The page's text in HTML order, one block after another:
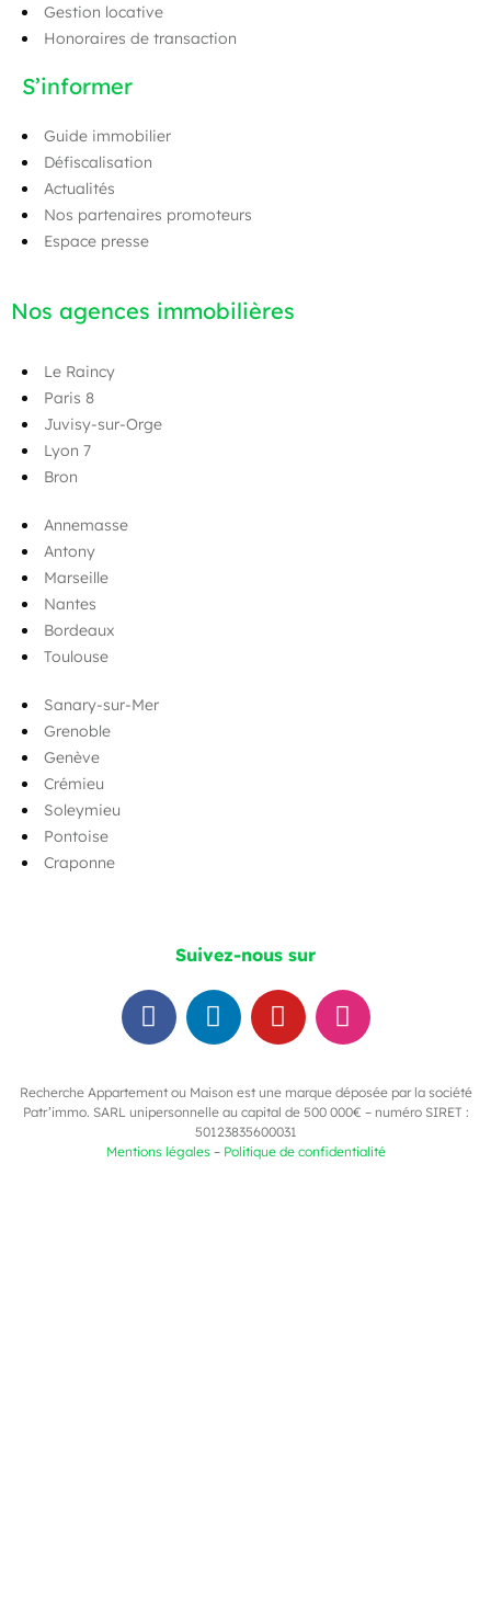
Gestion locative
Honoraires de transaction
S’informer
Guide immobilier
Défiscalisation
Actualités
Nos partenaires promoteurs
Espace presse
Nos agences immobilières
Le Raincy
Paris 8
Juvisy-sur-Orge
Lyon 7
Bron
Annemasse
Antony
Marseille
Nantes
Bordeaux
Toulouse
Sanary-sur-Mer
Grenoble
Genève
Crémieu
Soleymieu
Pontoise
Craponne
Suivez-nous sur
Recherche Appartement ou Maison est une marque déposée par la société
Patr’immo. SARL unipersonnelle au capital de 500 000€ – numéro SIRET :
50123835600031
Mentions légales– Politique de confidentialité